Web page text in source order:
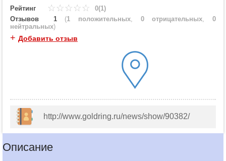
Рейтинг
0(1)
Отзывов
1(1 положительных, 0 отрицательных,0
нейтральных)
+ Добавить отзыв
http://www.goldring.ru/news/show/90382/
Описание